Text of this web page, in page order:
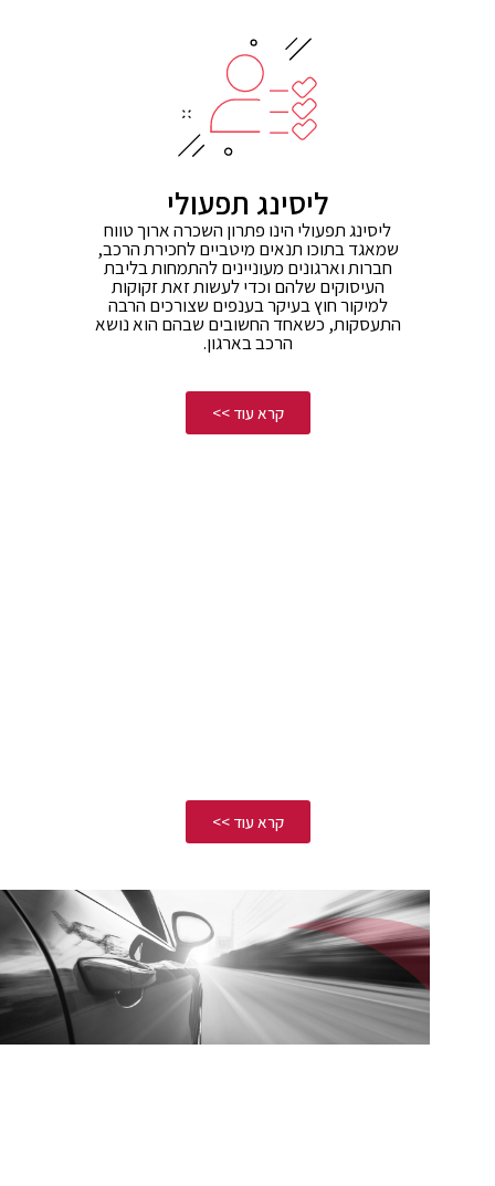
ליסינג תפעולי
ליסינג תפעולי הינו פתרון השכרה ארוך טווח
שמאגד בתוכו תנאים מיטביים לחכירת הרכב,
חברות וארגונים מעוניינים להתמחות בליבת
העיסוקים שלהם וכדי לעשות זאת זקוקות
למיקור חוץ בעיקר בענפים שצורכים הרבה
התעסקות, כשאחד החשובים שבהם הוא נושא
הרכב בארגון.
קרא עוד >>
קרא עוד >>